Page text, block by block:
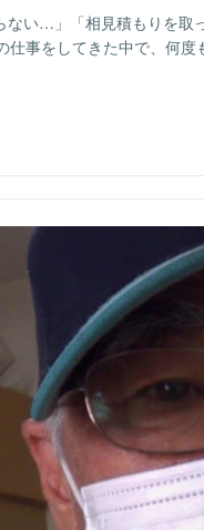
ない…」「相見積もりを取
事をしてきた中で、何度